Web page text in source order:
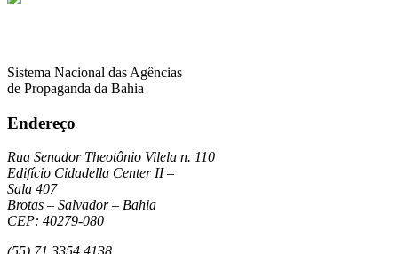
Sistema Nacional das Agências
de Propaganda da Bahia
Endereço
Rua Senador Theotônio Vilela n. 110
Edifício Cidadella Center II –
Sala 407
Brotas – Salvador – Bahia
CEP: 40279-080